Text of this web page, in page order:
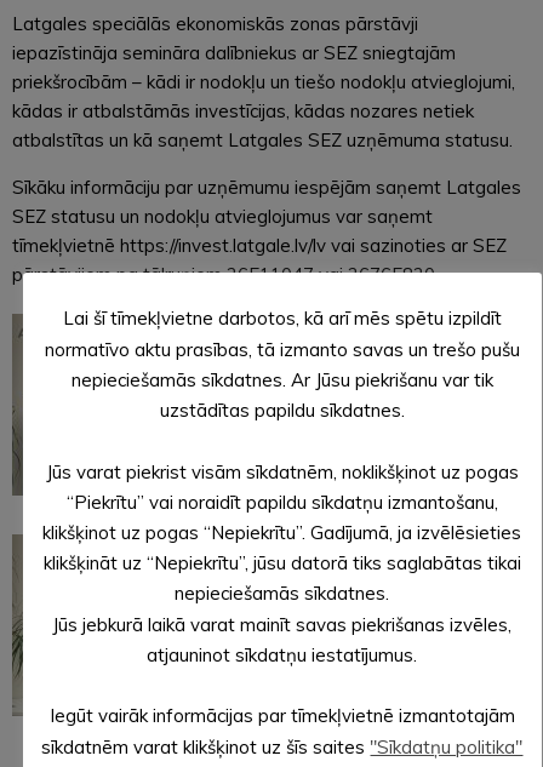
Latgales speciālās ekonomiskās zonas pārstāvji
iepazīstināja semināra dalībniekus ar SEZ sniegtajām
priekšrocībām – kādi ir nodokļu un tiešo nodokļu atvieglojumi,
kādas ir atbalstāmās investīcijas, kādas nozares netiek
atbalstītas un kā saņemt Latgales SEZ uzņēmuma statusu.
Sīkāku informāciju par uzņēmumu iespējām saņemt Latgales
SEZ statusu un nodokļu atvieglojumus var saņemt
tīmekļvietnē https://invest.latgale.lv/lv vai sazinoties ar SEZ
pārstāvjiem pa tālruņiem 26511047 vai 26765820.
Lai šī tīmekļvietne darbotos, kā arī mēs spētu izpildīt
normatīvo aktu prasības, tā izmanto savas un trešo pušu
nepieciešamās sīkdatnes. Ar Jūsu piekrišanu var tik
uzstādītas papildu sīkdatnes.
Jūs varat piekrist visām sīkdatnēm, noklikšķinot uz pogas
“Piekrītu” vai noraidīt papildu sīkdatņu izmantošanu,
klikšķinot uz pogas “Nepiekrītu”. Gadījumā, ja izvēlēsieties
klikšķināt uz “Nepiekrītu”, jūsu datorā tiks saglabātas tikai
nepieciešamās sīkdatnes.
Jūs jebkurā laikā varat mainīt savas piekrišanas izvēles,
atjauninot sīkdatņu iestatījumus.
Iegūt vairāk informācijas par tīmekļvietnē izmantotajām
sīkdatnēm varat klikšķinot uz šīs saites "Sīkdatņu politika"